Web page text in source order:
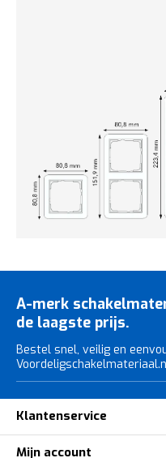
A-merk
de laagste prijs.
Bestel snel, veilig en
Klantenservice
Mijn account